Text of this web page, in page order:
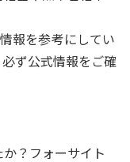
報を参考にしてい
ず公式情報をご確
？フォーサイト